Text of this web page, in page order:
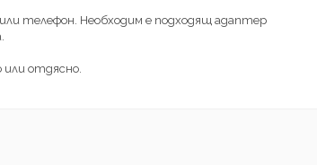
телефон. Необходим е подходящ адаптер
отдясно.